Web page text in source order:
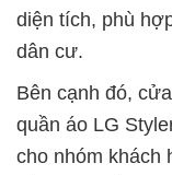
diện tích, phù
dân cư.
Bên cạnh đó,
quần áo LG
cho nhóm khách